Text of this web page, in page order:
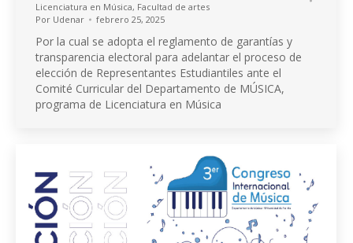
Licenciatura en Música, Facultad de artes
Por Udenar febrero 25, 2025
Por la cual se adopta el reglamento de garantías y
transparencia electoral para adelantar el proceso de
elección de Representantes Estudiantiles ante el
Comité Curricular del Departamento de MÚSICA,
programa de Licenciatura en Música